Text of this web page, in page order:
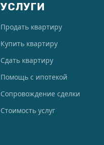
УСЛУГИ
Продать квартиру
Купить квартиру
Сдать квартиру
Помощь с ипотекой
Сопровождение сделки
Стоимость услуг